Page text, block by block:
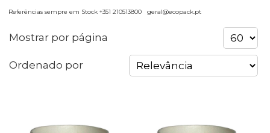
Referências sempre em Stock +351 210513800 geral@ecopack.pt
Mostrar por página
Ordenado por